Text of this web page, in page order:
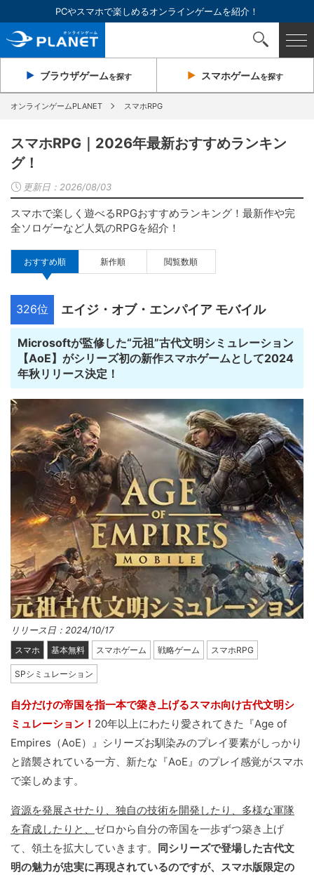
PCやスマホで楽しめるオンラインゲームを紹介！
ブラウザゲームを探す スマホゲームを探す
オンラインゲームPLANET スマホRPG
スマホRPG｜2026年最新おすすめランキン
グ！
更新日： 2026/08/03
スマホで楽しく遊べるRPGおすすめランキング！最新作や完
全ソロゲーなど人気のRPGを紹介！
おすすめ順 新作順 閲覧数順
326位 エイジ・オブ・エンパイア モバイル
Microsoftが監修した“元祖”古代文明シミュレーション
【AoE】がシリーズ初の新作スマホゲームとして2024
年秋リリース決定！
リリース日：2024/10/17
スマホ 基本無料 スマホゲーム 戦略ゲーム スマホRPG
SPシミュレーション
自分だけの帝国を指一本で築き上げるスマホ向け古代文明シ
ミュレーション！ 20年以上にわたり愛されてきた『Age of
Empires（AoE）』シリーズお馴染みのプレイ要素がしっかり
と踏襲されている一方、新たな『AoE』のプレイ感覚がスマホ
で楽しめます。
資源を発展させたり、独自の技術を開発したり、多様な軍隊
を育成したりと、 ゼロから自分の帝国を一歩ずつ築き上げ
て、領土を拡大していきます。 同シリーズで登場した古代文
明の魅力が忠実に再現されているのですが、スマホ版限定の